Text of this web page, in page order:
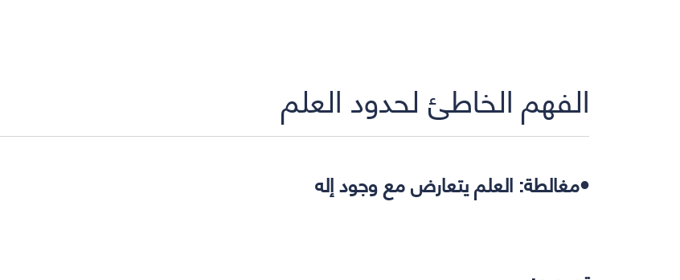
الفهم الخاطئ لحدود العلم
•مغالطة: العلم يتعارض مع وجود إله